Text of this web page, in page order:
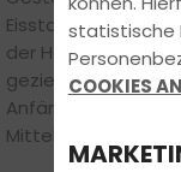
Eisstockschießen.
der Hand und
gezielt, gelacht
Anfänger – am
Mittelpunkt. Und
statistische
COOKIES